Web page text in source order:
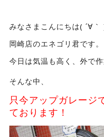
みなさまこんにちは( ´∀｀
岡崎店のエネゴリ君です。
今日は気温も高く、外で
そんな中、
只今アップガレージ
ております！